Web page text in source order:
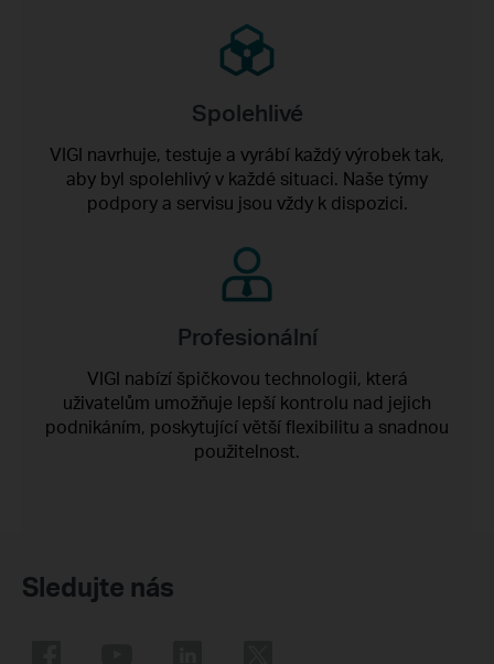
Spolehlivé
VIGI navrhuje, testuje a vyrábí každý výrobek tak,
aby byl spolehlivý v každé situaci. Naše týmy
podpory a servisu jsou vždy k dispozici.
Profesionální
VIGI nabízí špičkovou technologii, která
uživatelům umožňuje lepší kontrolu nad jejich
podnikáním, poskytující větší flexibilitu a snadnou
použitelnost.
Sledujte nás